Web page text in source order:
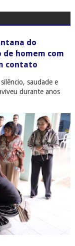
do
homem com
contato
saudade e
durante anos